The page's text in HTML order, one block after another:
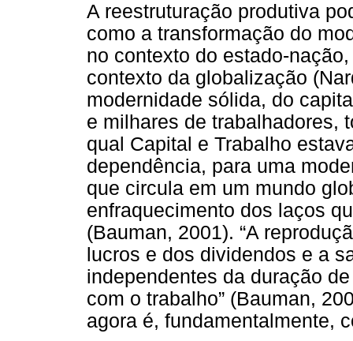
A reestruturação produtiva
como a transformação do
no contexto do estado-
contexto da globalização
modernidade sólida, do
e milhares de trabalhadores,
qual Capital e Trabalho
dependência, para uma
que circula em um mundo
enfraquecimento dos laços
(Bauman, 2001). “A
lucros e dos dividendos e a
independentes da duração
com o trabalho” (Bauman,
agora é, fundamentalmente,